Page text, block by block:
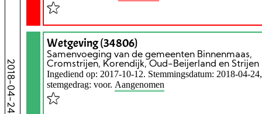
2018-04-24
Wetgeving (34806)
Samenvoeging van de gemeenten Binnenmaas,
Cromstrijen, Korendijk, Oud-Beijerland en Strijen
Ingediend op: 2017-10-12. Stemmingsdatum: 2018-04-24,
stemgedrag: voor. Aangenomen